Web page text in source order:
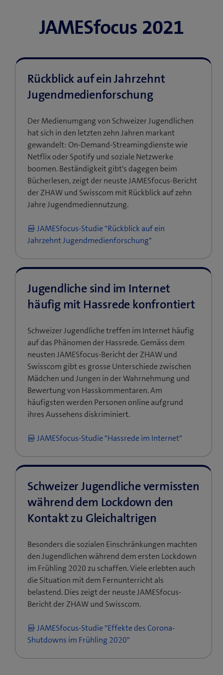
JAMESfocus 2021
Rückblick auf ein Jahrzehnt
Jugendmedienforschung
Der Medienumgang von Schweizer Jugendlichen
hat sich in den letzten zehn Jahren markant
gewandelt: On-Demand-Streamingdienste wie
Netflix oder Spotify und soziale Netzwerke
boomen. Beständigkeit gibt's dagegen beim
Bücherlesen, zeigt der neuste JAMESfocus-Bericht
der ZHAW und Swisscom mit Rückblick auf zehn
Jahre Jugendmediennutzung.
JAMESfocus-Studie "Rückblick auf ein
Jahrzehnt Jugendmedienforschung"
Jugendliche sind im Internet
häufig mit Hassrede konfrontiert
Schweizer Jugendliche treffen im Internet häufig
auf das Phänomen der Hassrede. Gemäss dem
neusten JAMESfocus-Bericht der ZHAW und
Swisscom gibt es grosse Unterschiede zwischen
Mädchen und Jungen in der Wahrnehmung und
Bewertung von Hasskommentaren. Am
häufigsten werden Personen online aufgrund
ihres Aussehens diskriminiert.
JAMESfocus-Studie "Hassrede im Internet"
Schweizer Jugendliche vermissten
während dem Lockdown den
Kontakt zu Gleichaltrigen
Besonders die sozialen Einschränkungen machten
den Jugendlichen während dem ersten Lockdown
im Frühling 2020 zu schaffen. Viele erlebten auch
die Situation mit dem Fernunterricht als
belastend. Dies zeigt der neuste JAMESfocus-
Bericht der ZHAW und Swisscom.
JAMESfocus-Studie "Effekte des Corona-
Shutdowns im Frühling 2020"